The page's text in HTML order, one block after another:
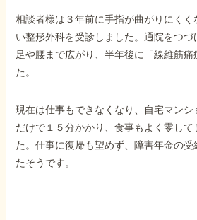
サイトマップ
で受給相談をす
相談者様は３年前に手指が曲がりにく
い整形外科を受診しました。通院をつ
足や腰まで広がり、半年後に「線維筋痛
た。
現在は仕事もできなくなり、自宅マンシ
だけで１５分かかり、食事もよく零して
た。仕事に復帰も望めず、障害年金の受
たそうです。